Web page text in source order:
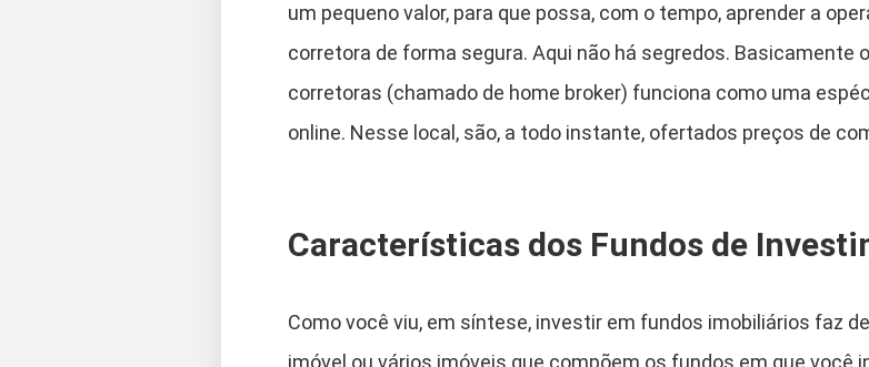
um pequeno valor, para que possa, com o tempo, aprender a
corretora de forma segura. Aqui não há segredos. Basicamente
corretoras (chamado de home broker) funciona como uma
online. Nesse local, são, a todo instante, ofertados preços de
Características dos Fundos de
Como você viu, em síntese, investir em fundos imobiliários faz
imóvel ou vários imóveis que compõem os fundos em que você